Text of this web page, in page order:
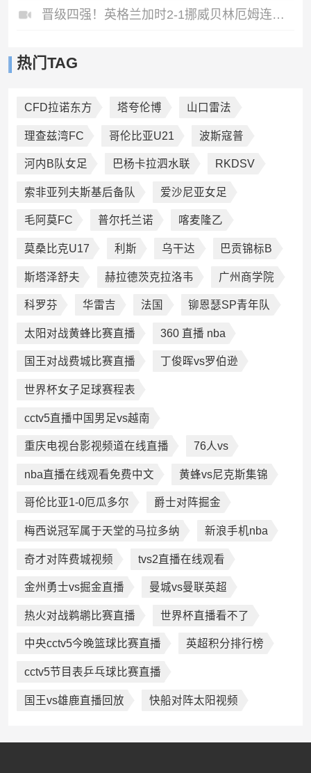
晋级四强！英格兰加时2-1挪威贝林厄姆连场双响谢尔德鲁普破门
热门TAG
CFD拉诺东方 塔夸伦博 山口雷法
理查兹湾FC 哥伦比亚U21 波斯寇普
河内B队女足 巴杨卡拉泗水联 RKDSV
索非亚列夫斯基后备队 爱沙尼亚女足
毛阿莫FC 普尔托兰诺 喀麦隆乙
莫桑比克U17 利斯 乌干达 巴贡锦标B
斯塔泽舒夫 赫拉德茨克拉洛韦 广州商学院
科罗芬 华雷吉 法国 铆恩瑟SP青年队
太阳对战黄蜂比赛直播 360 直播 nba
国王对战费城比赛直播 丁俊晖vs罗伯逊
世界杯女子足球赛程表
cctv5直播中国男足vs越南
重庆电视台影视频道在线直播 76人vs
nba直播在线观看免费中文 黄蜂vs尼克斯集锦
哥伦比亚1-0厄瓜多尔 爵士对阵掘金
梅西说冠军属于天堂的马拉多纳 新浪手机nba
奇才对阵费城视频 tvs2直播在线观看
金州勇士vs掘金直播 曼城vs曼联英超
热火对战鹈鹕比赛直播 世界杯直播看不了
中央cctv5今晚篮球比赛直播 英超积分排行榜
cctv5节目表乒乓球比赛直播
国王vs雄鹿直播回放 快船对阵太阳视频